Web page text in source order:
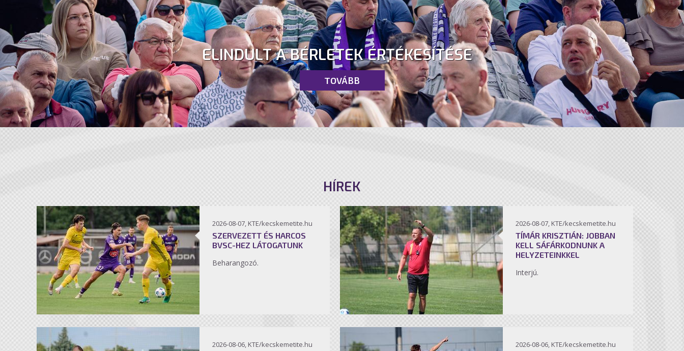
ELINDULT A BÉRLETEK ÉRTÉKESÍTÉSE
TOVÁBB
HÍREK
2026-08-07, KTE/kecskemetite.hu
SZERVEZETT ÉS HARCOS
BVSC-HEZ LÁTOGATUNK
Beharangozó.
2026-08-07, KTE/kecskemetite.hu
TÍMÁR KRISZTIÁN: JOBBAN
KELL SÁFÁRKODNUNK A
HELYZETEINKKEL
Interjú.
2026-08-06, KTE/kecskemetite.hu 2026-08-06, KTE/kecskemetite.hu